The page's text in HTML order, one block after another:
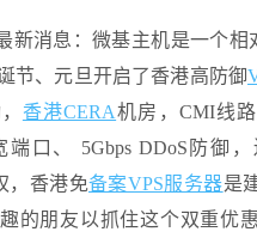
新消息：微基主机是一个相
节、元旦开启了香港高防御
香港CERA机房，CMI线
端口、 5Gbps DDoS防御
，香港免备案VPS服务器是
的朋友以抓住这个双重优